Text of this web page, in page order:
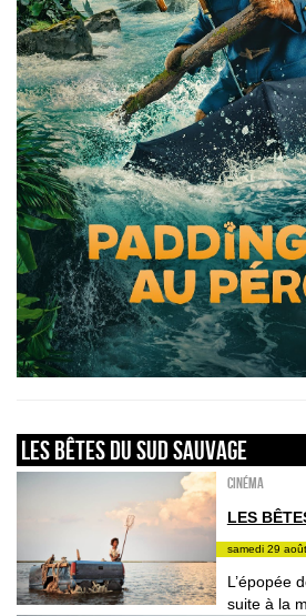
LES BÊTES DU SUD SAUVAGE
Cinéma
LES
samedi 29
L’épopée
suite à la